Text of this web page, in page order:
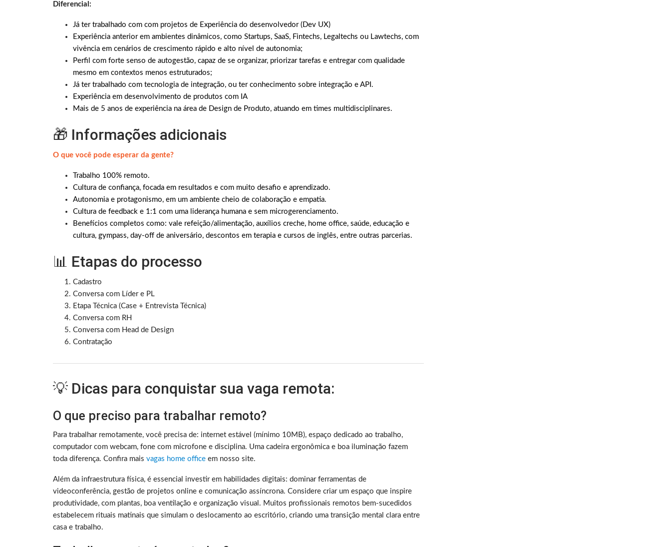
Diferencial:
Já ter trabalhado com com projetos de Experiência do desenvolvedor (Dev UX)
Experiência anterior em ambientes dinâmicos, como Startups, SaaS, Fintechs, Legaltechs ou Lawtechs, com
vivência em cenários de crescimento rápido e alto nível de autonomia;
Perfil com forte senso de autogestão, capaz de se organizar, priorizar tarefas e entregar com qualidade
mesmo em contextos menos estruturados;
Já ter trabalhado com tecnologia de integração, ou ter conhecimento sobre integração e API.
Experiência em desenvolvimento de produtos com IA
Mais de 5 anos de experiência na área de Design de Produto, atuando em times multidisciplinares.
🎁 Informações adicionais
O que você pode esperar da gente?
Trabalho 100% remoto.
Cultura de confiança, focada em resultados e com muito desafio e aprendizado.
Autonomia e protagonismo, em um ambiente cheio de colaboração e empatia.
Cultura de feedback e 1:1 com uma liderança humana e sem microgerenciamento.
Benefícios completos como: vale refeição/alimentação, auxílios creche, home office, saúde, educação e
cultura, gympass, day-off de aniversário, descontos em terapia e cursos de inglês, entre outras parcerias.
📊 Etapas do processo
Cadastro
Conversa com Líder e PL
Etapa Técnica (Case + Entrevista Técnica)
Conversa com RH
Conversa com Head de Design
Contratação
💡 Dicas para conquistar sua vaga remota:
O que preciso para trabalhar remoto?
Para trabalhar remotamente, você precisa de: internet estável (mínimo 10MB), espaço dedicado ao trabalho,
computador com webcam, fone com microfone e disciplina. Uma cadeira ergonômica e boa iluminação fazem
toda diferença. Confira mais vagas home office em nosso site.
Além da infraestrutura física, é essencial investir em habilidades digitais: dominar ferramentas de
videoconferência, gestão de projetos online e comunicação assíncrona. Considere criar um espaço que inspire
produtividade, com plantas, boa ventilação e organização visual. Muitos profissionais remotos bem-sucedidos
estabelecem rituais matinais que simulam o deslocamento ao escritório, criando uma transição mental clara entre
casa e trabalho.